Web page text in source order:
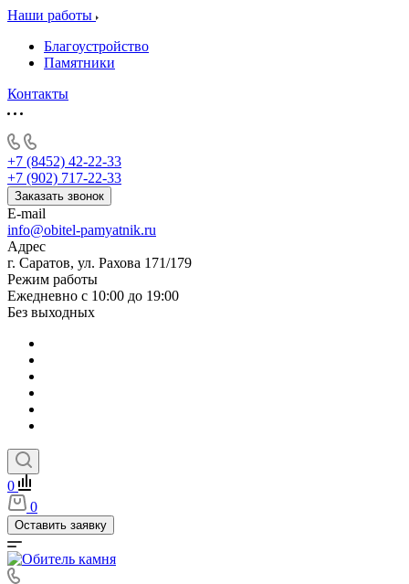
Наши работы
Благоустройство
Памятники
Контакты
+7 (8452) 42-22-33
+7 (902) 717-22-33
Заказать звонок
E-mail
info@obitel-pamyatnik.ru
Адрес
г. Саратов, ул. Рахова 171/179
Режим работы
Ежедневно с 10:00 до 19:00
Без выходных
0
0
Оставить заявку